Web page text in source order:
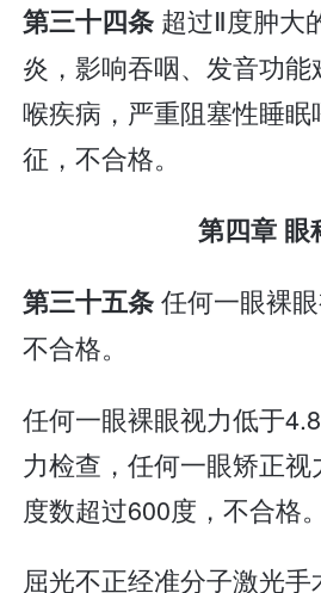
第三十四条 超过Ⅱ度肿大
炎，影响吞咽、发音功能
喉疾病，严重阻塞性睡眠
征，不合格。
第四章 眼
第三十五条任何一眼裸
不合格。
任何一眼裸眼视力低于
力检查，任何一眼矫正
度数超过600度，不合格。
屈光不正经准分子激光